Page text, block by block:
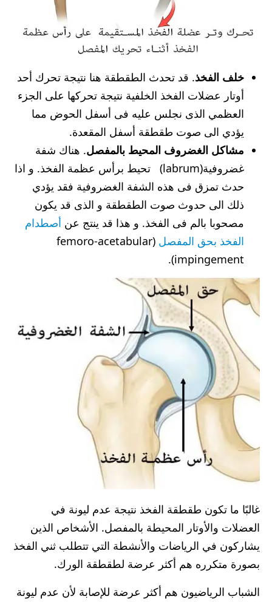
خلف الفخذ. قد تحدث الطقطقة هنا نتيجة تحرك أحد
أوتار عضلات الفخذ الخلفية نتيجة تحركها على الجزء
العظمي الذى نجلس عليه فى أسفل الحوض مما
يؤدي الى صوت طقطقة أسفل المقعدة.
مشاكل الغضروف المحيط بالمفصل. هناك شفة
غضروفية(labrum) تحيط برأس عظمة الفخذ. و اذا
حدث تمزق فى هذه الشفة الغضروفية فقد يؤدي
ذلك الى حدوث صوت الطقطقة و الذى قد يكون
مصحوبا بالم فى الفخذ. و هذا قد ينتج عن أصطدام
الفخذ بحق المفصل (femoro-acetabular
impingement).
غالبًا ما تكون طقطقة الفخذ نتيجة عدم ليونة في
العضلات والأوتار المحيطة بالمفصل. الأشخاص الذين
يشاركون في الرياضات والأنشطة التي تتطلب ثني الفخذ
بصورة متكرره هم أكثر عرضة لطقطقة الورك.
الشباب الرياضيون هم أكثر عرضة للإصابة لأن عدم ليونة